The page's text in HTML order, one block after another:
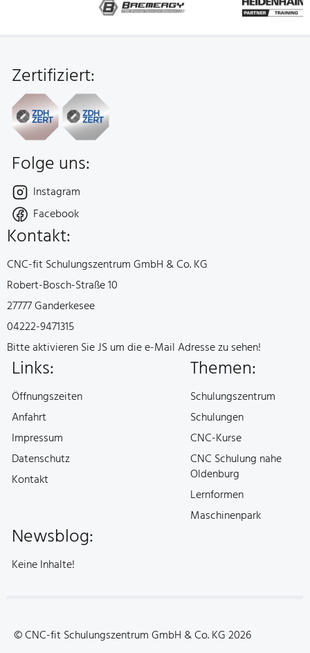
Fusszeile
Zertifiziert:
Folge uns:
Instagram
Facebook
Kontakt:
Unternehmen:
CNC-fit Schulungszentrum GmbH & Co. KG
Straße:
Robert-Bosch-Straße 10
Ort:
27777 Ganderkesee
Telefon:
04222-9471315
e-Mail:
Bitte aktivieren Sie JS um die e-Mail Adresse zu sehen!
Links:
Öffnungszeiten
Anfahrt
Impressum
Datenschutz
Kontakt
Themen:
Schulungszentrum
Schulungen
CNC-Kurse
CNC Schulung nahe
Oldenburg
Lernformen
Maschinenpark
Newsblog:
Keine Inhalte!
© CNC-fit Schulungszentrum GmbH & Co. KG 2026